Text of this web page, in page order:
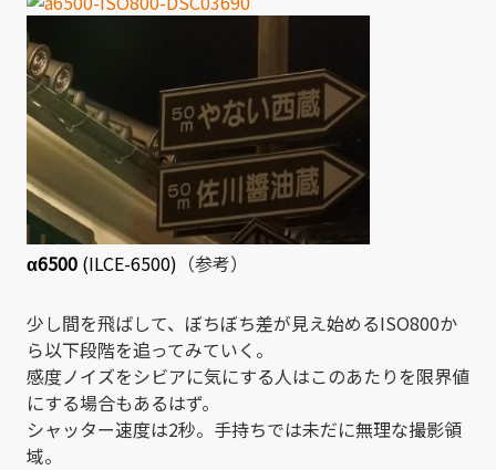
α6500 (ILCE-6500) （参考）
少し間を飛ばして、ぼちぼち差が見え始めるISO800か
ら以下段階を追ってみていく。
感度ノイズをシビアに気にする人はこのあたりを限界値
にする場合もあるはず。
シャッター速度は2秒。手持ちでは未だに無理な撮影領
域。